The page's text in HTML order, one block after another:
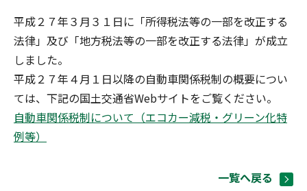
平成２７年３月３１日に「所得税法等の一部を改正する
法律」及び「地方税法等の一部を改正する法律」が成立
しました。
平成２７年４月１日以降の自動車関係税制の概要につい
ては、下記の国土交通省Webサイトをご覧ください。
自動車関係税制について（エコカー減税・グリーン化特
例等）
一覧へ戻る